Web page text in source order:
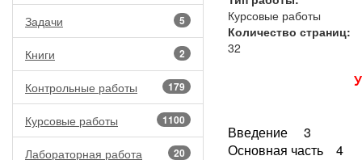
5
Задачи
2
Книги
179
Контрольные работы
1100
Курсовые работы
20
Лабораторная работа
Курсовые работы
Количество страниц:
32
Введение 3
Основная часть 4